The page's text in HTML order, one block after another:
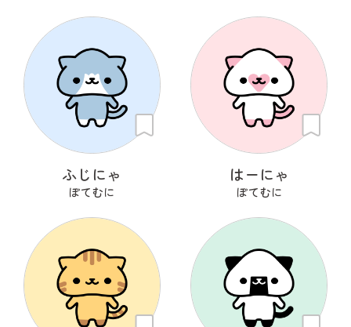
ふじにゃ
ぽてむに
はーにゃ
ぽてむに